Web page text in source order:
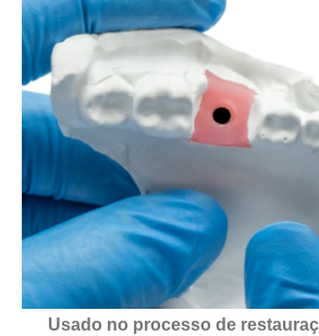
Usado no processo de